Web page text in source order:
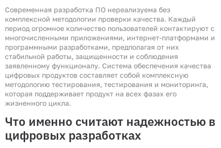
Современная разработка ПО нереализуема без
комплексной методологии проверки качества. Каждый
период огромное количество пользователей контактируют с
многочисленными приложениями, интернет-платформами и
программными разработками, предполагая от них
стабильной работы, защищенности и соблюдения
заявленному функционалу. Система обеспечения качества
цифровых продуктов составляет собой комплексную
методологию тестирования, тестирования и мониторинга,
которая поддерживает продукт на всех фазах его
жизненного цикла.
Что именно считают надежностью в
цифровых разработках